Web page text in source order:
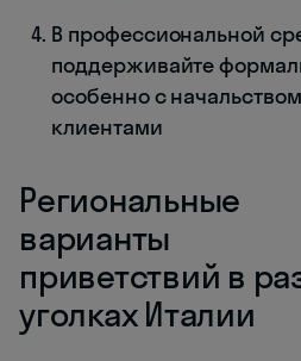
В профессиональной
поддерживайте
особенно с
клиентами
Региональные
варианты
приветствий в
уголках Италии